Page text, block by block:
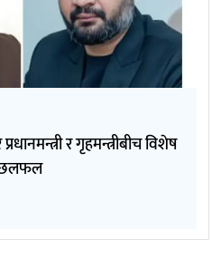
र गृहमन्त्रीबीच विशेष